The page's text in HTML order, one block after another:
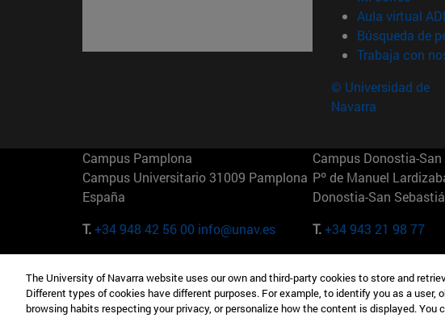
Aula virtual ADI
Búsqueda de
Trabaja con
© Universidad de
Navarra
Campus Pamplona
Campus Universitario 31009 Pamplona
España
T.+34 948 42 56 00 info@unav.es
Campus Donostia-
Pº de Manuel
Donostia-San
T.+34 943 21 98 77
Camino del Cerro Águila 3 28023
Madrid España
165 W 57th St 10019-
EE.UU
The University of Navarra website uses our own and third-party cookies to store and
Different types of cookies have different purposes. For example, to identify you as a user,
browsing habits respecting your privacy, or personalize how the content is displayed. You